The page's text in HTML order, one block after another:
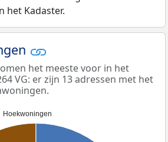
het Kadaster.
het meeste voor in het
VG: er zijn 13 adressen met het
Hoekwoningen